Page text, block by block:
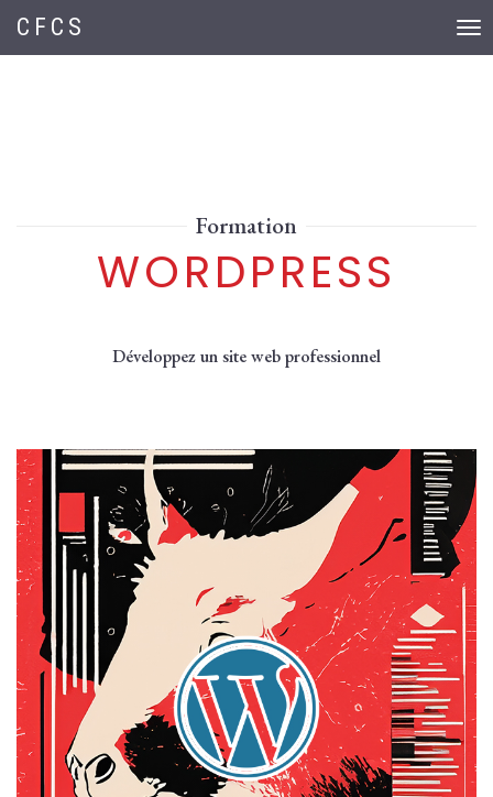
CFCS
Formation
WORDPRESS
Développez un site web professionnel